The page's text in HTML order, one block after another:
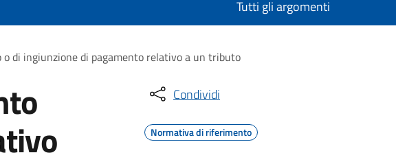
Tutti gli argomenti
o di ingiunzione di pagamento relativo a un tributo
Condividi
Normativa di riferimento